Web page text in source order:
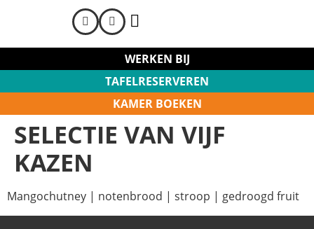
WERKEN BIJ
TAFELRESERVEREN
KAMER BOEKEN
SELECTIE VAN VIJF
KAZEN
Mangochutney | notenbrood | stroop | gedroogd fruit